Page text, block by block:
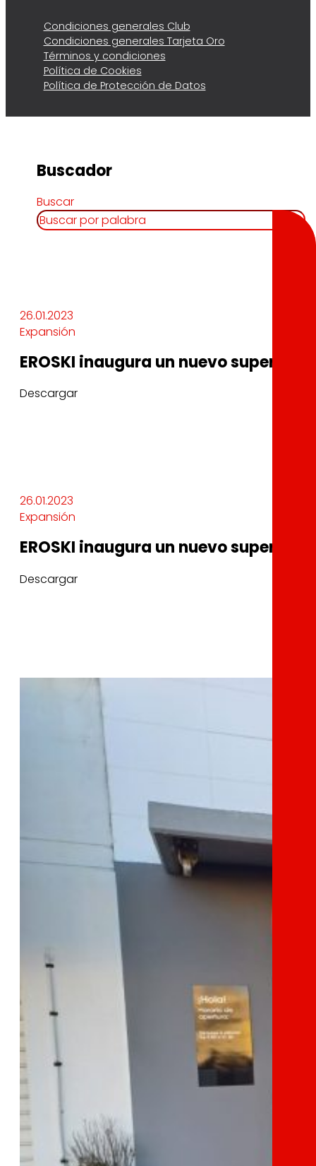
Condiciones generales Club
Condiciones generales Tarjeta Oro
Términos y condiciones
Política de Cookies
Política de Protección de Datos
Buscador
Buscar
26.01.2023
Expansión
EROSKI inaugura un nuevo
Descargar
26.01.2023
Expansión
EROSKI inaugura un nuevo
Descargar